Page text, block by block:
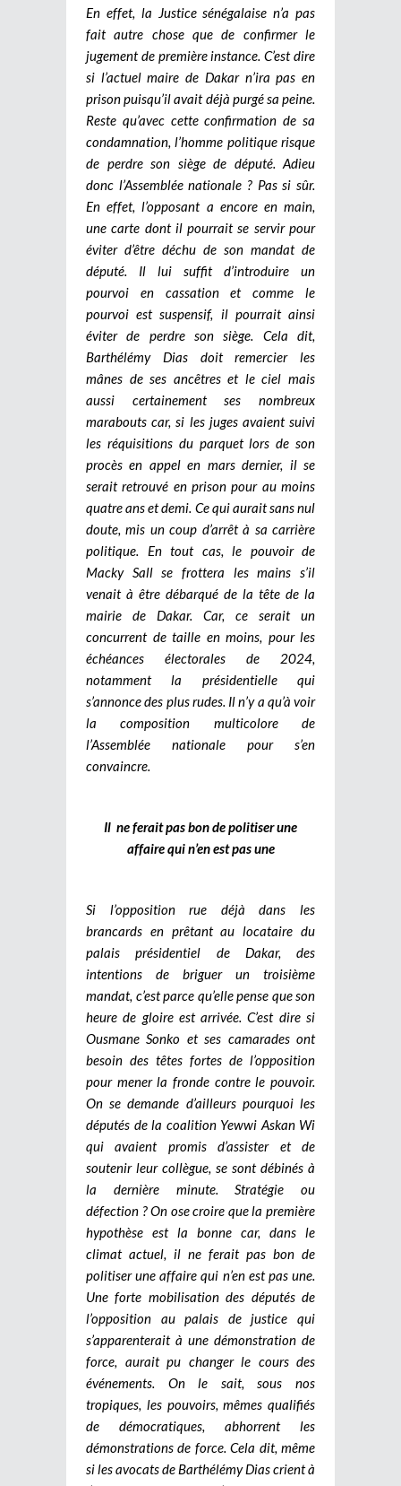
En effet, la Justice sénégalaise n’a pas
fait autre chose que de confirmer le
jugement de première instance. C’est dire
si l’actuel maire de Dakar n’ira pas en
prison puisqu’il avait déjà purgé sa peine.
Reste qu’avec cette confirmation de sa
condamnation, l’homme politique risque
de perdre son siège de député. Adieu
donc l’Assemblée nationale ? Pas si sûr.
En effet, l’opposant a encore en main,
une carte dont il pourrait se servir pour
éviter d’être déchu de son mandat de
député. Il lui suffit d’introduire un
pourvoi en cassation et comme le
pourvoi est suspensif, il pourrait ainsi
éviter de perdre son siège. Cela dit,
Barthélémy Dias doit remercier les
mânes de ses ancêtres et le ciel mais
aussi certainement ses nombreux
marabouts car, si les juges avaient suivi
les réquisitions du parquet lors de son
procès en appel en mars dernier, il se
serait retrouvé en prison pour au moins
quatre ans et demi. Ce qui aurait sans nul
doute, mis un coup d’arrêt à sa carrière
politique. En tout cas, le pouvoir de
Macky Sall se frottera les mains s’il
venait à être débarqué de la tête de la
mairie de Dakar. Car, ce serait un
concurrent de taille en moins, pour les
échéances électorales de 2024,
notamment la présidentielle qui
s’annonce des plus rudes. Il n’y a qu’à voir
la composition multicolore de
l’Assemblée nationale pour s’en
convaincre.
Il ne ferait pas bon de politiser une
affaire qui n’en est pas une
Si l’opposition rue déjà dans les
brancards en prêtant au locataire du
palais présidentiel de Dakar, des
intentions de briguer un troisième
mandat, c’est parce qu’elle pense que son
heure de gloire est arrivée. C’est dire si
Ousmane Sonko et ses camarades ont
besoin des têtes fortes de l’opposition
pour mener la fronde contre le pouvoir.
On se demande d’ailleurs pourquoi les
députés de la coalition Yewwi Askan Wi
qui avaient promis d’assister et de
soutenir leur collègue, se sont débinés à
la dernière minute. Stratégie ou
défection ? On ose croire que la première
hypothèse est la bonne car, dans le
climat actuel, il ne ferait pas bon de
politiser une affaire qui n’en est pas une.
Une forte mobilisation des députés de
l’opposition au palais de justice qui
s’apparenterait à une démonstration de
force, aurait pu changer le cours des
événements. On le sait, sous nos
tropiques, les pouvoirs, mêmes qualifiés
de démocratiques, abhorrent les
démonstrations de force. Cela dit, même
si les avocats de Barthélémy Dias crient à